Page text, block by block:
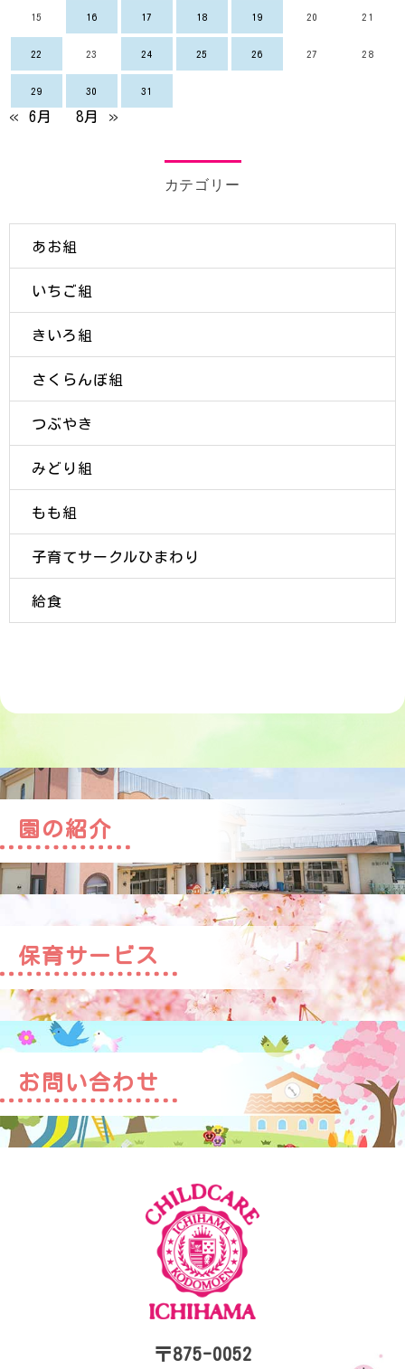
15 16 17 18 19 20 21
22 23 24 25 26 27 28
29 30 31
« 6月 8月 »
カテゴリー
あお組
いちご組
きいろ組
さくらんぼ組
つぶやき
みどり組
もも組
子育てサークルひまわり
給食
園の紹介
保育サービス
お問い合わせ
〒875-0052